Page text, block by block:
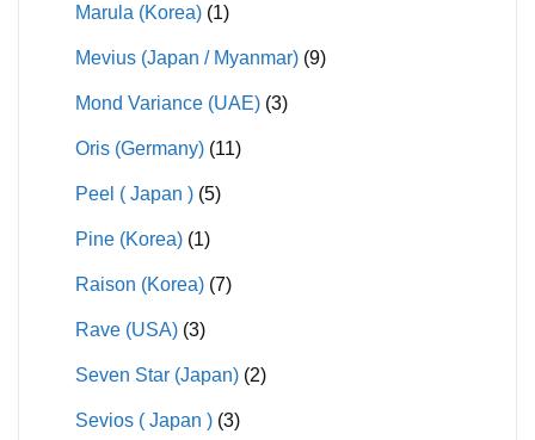
Marula (Korea) (1)
Mevius (Japan / Myanmar) (9)
Mond Variance (UAE) (3)
Oris (Germany) (11)
Peel ( Japan ) (5)
Pine (Korea) (1)
Raison (Korea) (7)
Rave (USA) (3)
Seven Star (Japan) (2)
Sevios ( Japan ) (3)